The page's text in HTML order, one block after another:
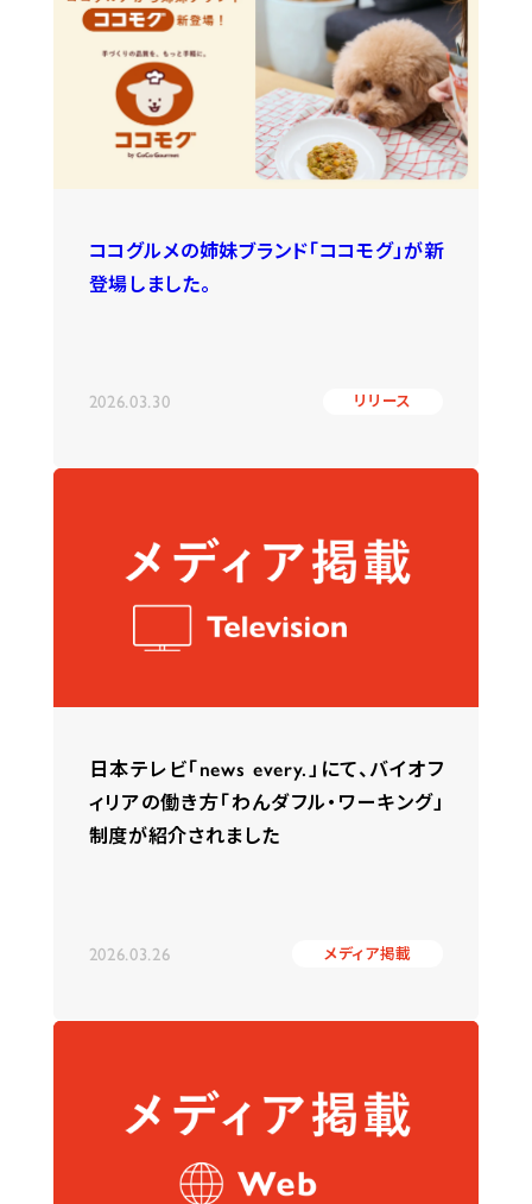
ココグルメの姉妹ブランド「ココモグ」が新
登場しました。
2026.03.30 リリース
日本テレビ「news every.」にて、バイオフ
ィリアの働き方「わんダフル・ワーキング」
制度が紹介されました
2026.03.26 メディア掲載